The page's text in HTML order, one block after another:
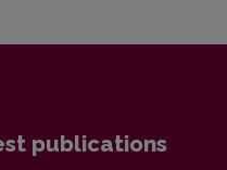
publications